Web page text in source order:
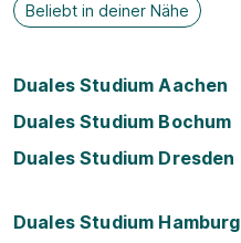
Beliebt in deiner Nähe
Duales Studium Aachen
Duales Studium Bochum
Duales Studium Dresden
Duales Studium Hamburg